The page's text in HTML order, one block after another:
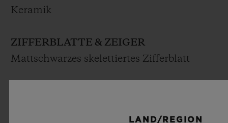
Keramik
ZIFFERBLATTE & ZEIGER
Mattschwarzes skelettiertes Zifferblatt
LAND/REGION